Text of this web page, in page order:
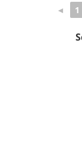
◄ 1